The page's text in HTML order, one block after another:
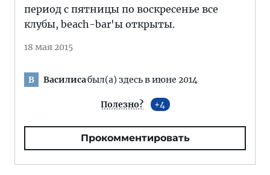
период с пятницы по воскресенье все
клубы, beach-bar'ы открыты.
18 мая 2015
В Василисабыл(а) здесь в июне 2014
Полезно? 4
Прокомментировать